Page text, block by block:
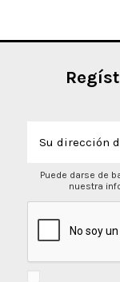
Puede darse de
nuestra